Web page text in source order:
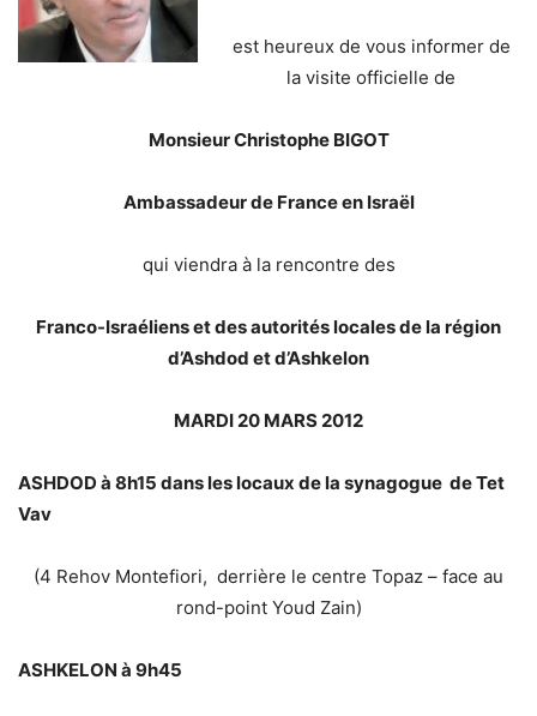
est heureux de vous informer de
la visite officielle de
Monsieur Christophe BIGOT
Ambassadeur de France en Israël
qui viendra à la rencontre des
Franco-Israéliens et des autorités locales de la région
d’Ashdod et d’Ashkelon
MARDI 20 MARS 2012
ASHDOD à 8h15 dans les locaux de la synagogue de Tet
Vav
(4 Rehov Montefiori, derrière le centre Topaz – face au
rond-point Youd Zain)
ASHKELON à 9h45